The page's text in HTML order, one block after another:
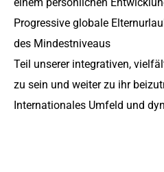
Progressive globale
des Mindestniveaus
Teil unserer integrativen,
zu sein und weiter zu ihr
Internationales Umfeld und